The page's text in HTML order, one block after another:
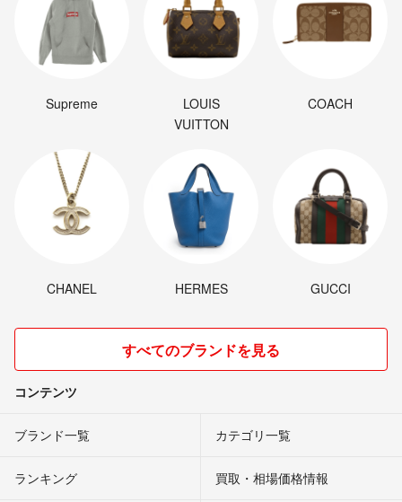
Supreme
LOUIS
VUITTON
COACH
CHANEL HERMES GUCCI
すべてのブランドを見る
コンテンツ
ブランド一覧 カテゴリ一覧
ランキング 買取・相場価格情報